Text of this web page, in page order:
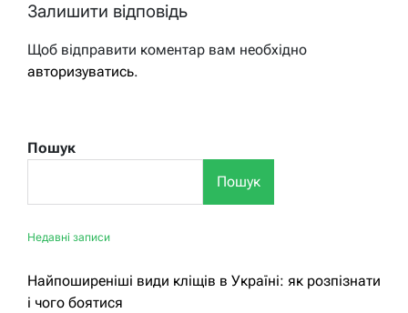
Залишити відповідь
Щоб відправити коментар вам необхідно
авторизуватись.
Пошук
Пошук
Недавні записи
Найпоширеніші види кліщів в Україні: як розпізнати
і чого боятися